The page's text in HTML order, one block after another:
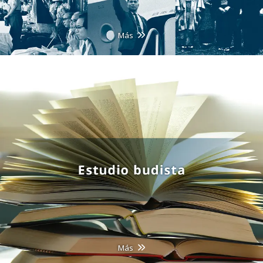
Más
Más